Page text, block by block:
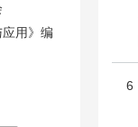
应用》编
6